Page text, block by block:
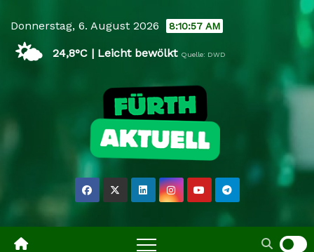
content
Donnerstag, 6. August 2026 8:10:57 AM
🌤️ 24,8°C | Leicht bewölkt Quelle: DWD